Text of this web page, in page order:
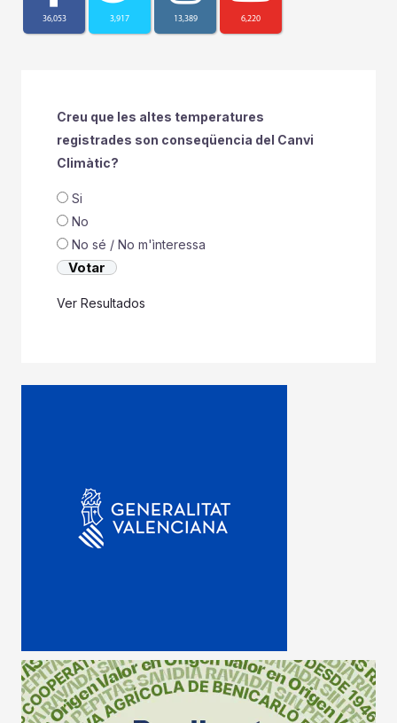
36,053 3,917 13,389 6,220
Creu que les altes temperatures
registrades son conseqüencia del Canvi
Climàtic?
Si
No
No sé / No m'ìnteressa
Ver Resultados